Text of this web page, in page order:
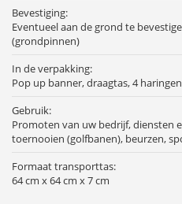
Bevestiging:
Eventueel aan de grond te
(grondpinnen)
In de verpakking:
Pop up banner, draagtas, 4
Gebruik:
Promoten van uw bedrijf, diensten
toernooien (golfbanen), beurzen,
Formaat transporttas:
64 cm x 64 cm x 7 cm